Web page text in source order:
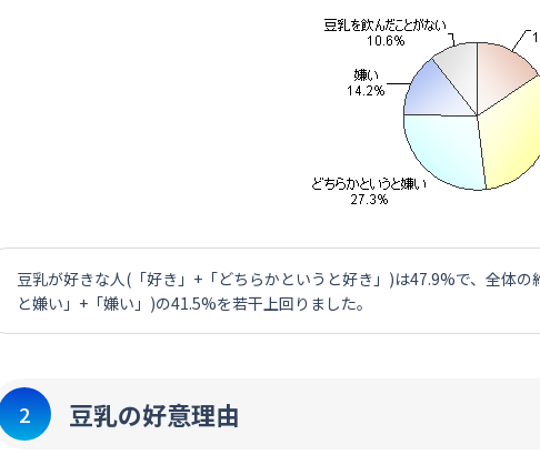
豆乳が好きな人(「好き」+「どちらかというと好き」)は47.9%で、全体
と嫌い」+「嫌い」)の41.5%を若干上回りました。
2 豆乳の好意理由